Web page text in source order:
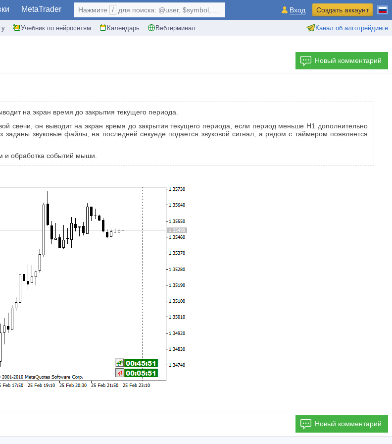
MetaTrader
Учебник по нейросетям Календарь Вебтерминал Канал об алготрейдинге
Нажмите / для поиска: @user, $symbol, ... Вход Создать аккаунт
Новый комментарий
на экран время до закрытия текущего периода.
свечи, он выводит на экран время до закрытия текущего периода, если период меньше H1 дополнительно
звуковые файлы, на последней секунде подается звуковой сигнал, а рядом с таймером появляется
и обработка событий мыши.
Новый комментарий